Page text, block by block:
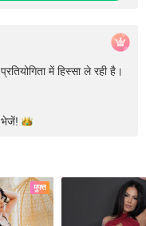
प्रतियोगिता में हिस्सा ले रही है।
भेजें!
मुफ्त